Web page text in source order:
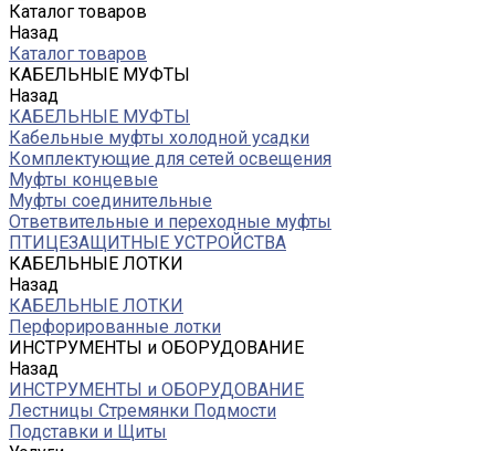
Каталог товаров
Назад
Каталог товаров
КАБЕЛЬНЫЕ МУФТЫ
Назад
КАБЕЛЬНЫЕ МУФТЫ
Кабельные муфты холодной усадки
Комплектующие для сетей освещения
Муфты концевые
Муфты соединительные
Ответвительные и переходные муфты
ПТИЦЕЗАЩИТНЫЕ УСТРОЙСТВА
КАБЕЛЬНЫЕ ЛОТКИ
Назад
КАБЕЛЬНЫЕ ЛОТКИ
Перфорированные лотки
ИНСТРУМЕНТЫ и ОБОРУДОВАНИЕ
Назад
ИНСТРУМЕНТЫ и ОБОРУДОВАНИЕ
Лестницы Стремянки Подмости
Подставки и Щиты